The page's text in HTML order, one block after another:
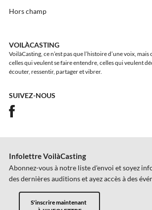
Hors champ
VOILÀCASTING
VoilàCasting, ce n’est pas que l’histoire d’une voix,
celles qui veulent se faire entendre, celles qui veulent
écouter, ressentir, partager et vibrer.
SUIVEZ-NOUS
Infolettre VoilàCasting
Abonnez-vous à notre liste d'envoi et soyez
des dernières auditions et ayez accès à des
S'inscrire maintenant